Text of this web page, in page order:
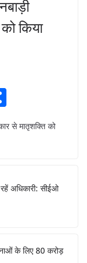
किया
h
ar
से मातृशक्ति को
अधिकारी: सीईओ
के लिए 80 करोड़